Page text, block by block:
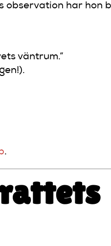
observation har
väntrum.”
.